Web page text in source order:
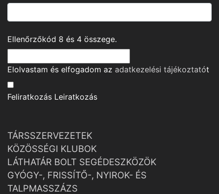
Ellenőrzőkód 8 és 4 összege.
Elolvastam és elfogadom az adatkezelési tájékoztatót
Feliratkozás Leiratkozás
TÁRSSZERVEZETEK
KÖZÖSSÉGI KLUBOK
LÁTHATÁR BOLT SEGÉDESZKÖZÖK
GYÓGY-, FRISSÍTŐ-, NYIROK- ÉS
TALPMASSZÁZS